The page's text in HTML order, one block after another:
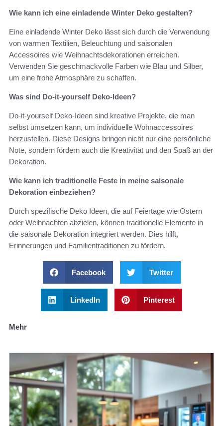
Wie kann ich eine einladende Winter Deko gestalten?
Eine einladende Winter Deko lässt sich durch die Verwendung
von warmen Textilien, Beleuchtung und saisonalen
Accessoires wie Weihnachtsdekorationen erreichen.
Verwenden Sie geschmackvolle Farben wie Blau und Silber,
um eine frohe Atmosphäre zu schaffen.
Was sind Do-it-yourself Deko-Ideen?
Do-it-yourself Deko-Ideen sind kreative Projekte, die man
selbst umsetzen kann, um individuelle Wohnaccessoires
herzustellen. Diese Designs bringen nicht nur eine persönliche
Note, sondern fördern auch die Kreativität und den Spaß an der
Dekoration.
Wie kann ich traditionelle Feste in meine saisonale
Dekoration einbeziehen?
Durch spezifische Deko Ideen, die auf Feiertage wie Ostern
oder Weihnachten abzielen, können traditionelle Elemente in
die saisonale Dekoration integriert werden. Dies hilft,
Erinnerungen und Familientraditionen zu fördern.
Facebook Twitter
LinkedIn Pinterest
Mehr